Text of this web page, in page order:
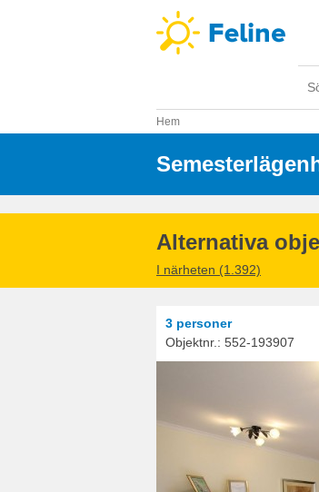
Hem
Alternativa
I närheten (1.392)
3 personer
Objektnr.: 552-193907